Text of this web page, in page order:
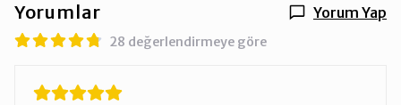
Yorumlar Yorum Yap
28 değerlendirmeye göre